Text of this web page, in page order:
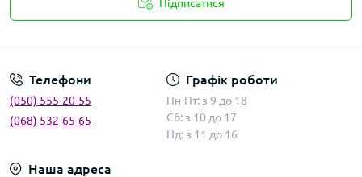
Підписатися
Телефони
(050) 555-20-55
(068) 532-65-65
Графік роботи
Пн-Пт: з 9 до 18
Сб: з 10 до 17
Нд: з 11 до 16
Наша адреса